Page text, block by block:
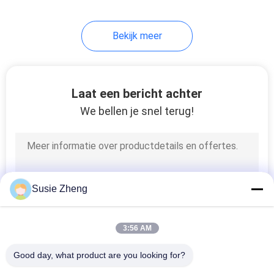
brei beanie hoeden
Militaire Kadet GLB
Bekijk meer
Laat een bericht achter
We bellen je snel terug!
Susie Zheng
3:56 AM
Good day, what product are you looking for?